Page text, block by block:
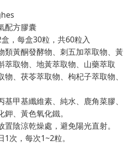
配方膠囊
，每盒30粒，共60粒入
類黃酮發酵物、刺五加萃取物、黃
萃取物、地黃萃取物、山藥萃取
物、茯苓萃取物、枸杞子萃取物、
基甲基纖維素、純水、鹿角菜膠、
、黃色氧化鐵。
置陰涼乾燥處，避免陽光直射。
次，每次1~2粒。